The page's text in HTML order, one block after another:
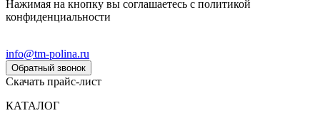
Нажимая на кнопку вы соглашаетесь с политикой
конфиденциальности
info@tm-polina.ru
Обратный звонок
Скачать прайс-лист
КАТАЛОГ